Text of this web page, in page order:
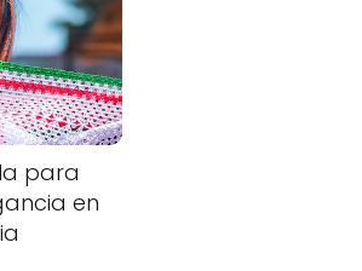
para
en